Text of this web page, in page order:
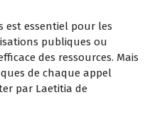
est essentiel pour les
publiques ou
des ressources. Mais
de chaque appel
par Laetitia de